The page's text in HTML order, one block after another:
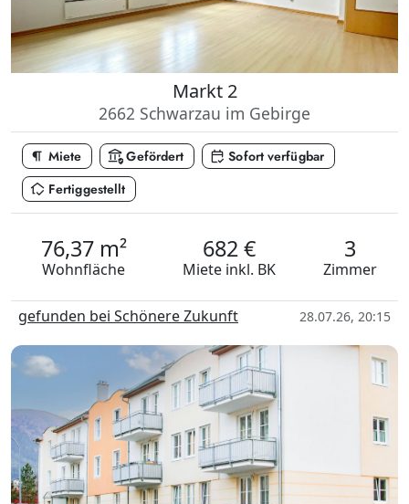
Markt 2
2662 Schwarzau im Gebirge
format_paragraph Miete assured_workloadGefördert calendar_check Sofort verfügbar
in_home_mode Fertiggestellt
76,37 m²
Wohnfläche
682 €
Miete inkl. BK
3
Zimmer
gefunden bei Schönere Zukunft 28.07.26, 20:15